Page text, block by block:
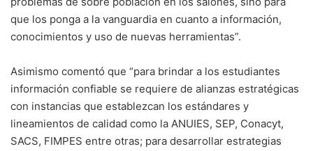
que los ponga a la vanguardia en cuanto a información,
conocimientos y uso de nuevas herramientas”.
Asimismo comentó que “para brindar a los estudiantes
información confiable se requiere de alianzas estratégicas
con instancias que establezcan los estándares y
lineamientos de calidad como la ANUIES, SEP, Conacyt,
SACS, FIMPES entre otras; para desarrollar estrategias